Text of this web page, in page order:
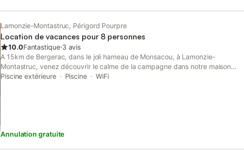
Lamonzie-Montastruc, Périgord Pourpre
Location de vacances pour 8 personnes
10.0Fantastique⋅3 avis
A 15km de Bergerac, dans le joli hameau de Monsacou, à Lamonzie-
Montastruc, venez découvrir le calme de la campagne dans notre maison
individuelle, totalement neuve. Elle se compose de : - 3 chambres - 2 salles
ensemble. Endroit très calme, la maison est adaptée pour les familles.
Piscine extérieure Piscine WiFi
Annulation gratuite